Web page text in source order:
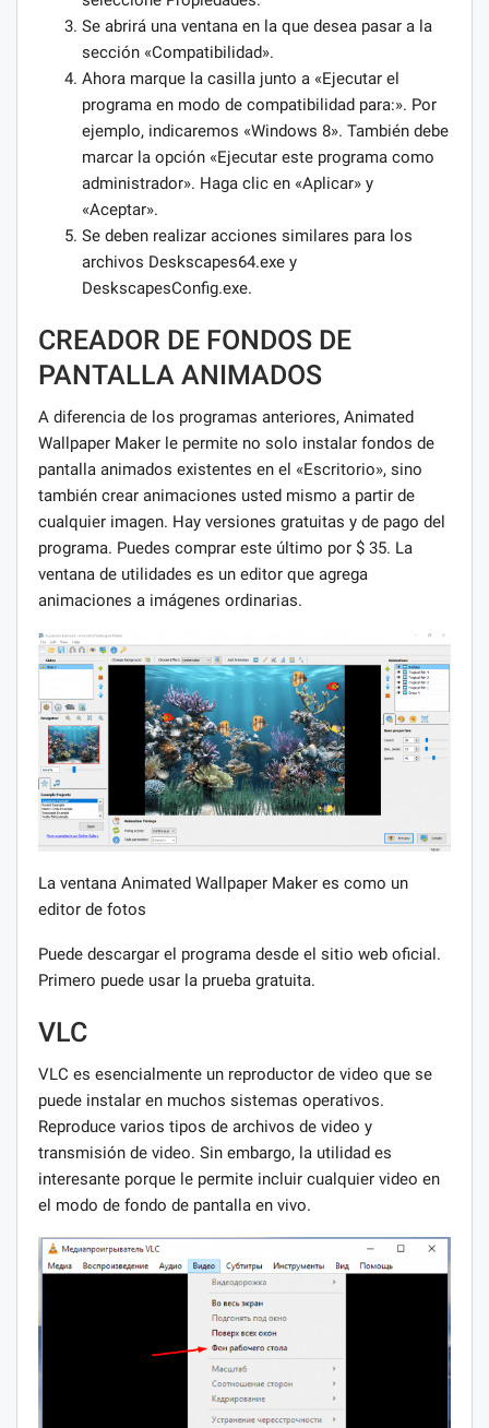
Se abrirá una ventana en la que desea pasar a la
sección «Compatibilidad».
Ahora marque la casilla junto a «Ejecutar el
programa en modo de compatibilidad para:». Por
ejemplo, indicaremos «Windows 8». También debe
marcar la opción «Ejecutar este programa como
administrador». Haga clic en «Aplicar» y
«Aceptar».
Se deben realizar acciones similares para los
archivos Deskscapes64.exe y
DeskscapesConfig.exe.
CREADOR DE FONDOS DE
PANTALLA ANIMADOS
A diferencia de los programas anteriores, Animated
Wallpaper Maker le permite no solo instalar fondos de
pantalla animados existentes en el «Escritorio», sino
también crear animaciones usted mismo a partir de
cualquier imagen. Hay versiones gratuitas y de pago del
programa. Puedes comprar este último por $ 35. La
ventana de utilidades es un editor que agrega
animaciones a imágenes ordinarias.
La ventana Animated Wallpaper Maker es como un
editor de fotos
Puede descargar el programa desde el sitio web oficial.
Primero puede usar la prueba gratuita.
VLC
VLC es esencialmente un reproductor de video que se
puede instalar en muchos sistemas operativos.
Reproduce varios tipos de archivos de video y
transmisión de video. Sin embargo, la utilidad es
interesante porque le permite incluir cualquier video en
el modo de fondo de pantalla en vivo.